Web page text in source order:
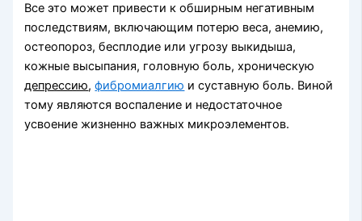
Все это может привести к обширным негативным
последствиям, включающим потерю веса, анемию,
остеопороз, бесплодие или угрозу выкидыша,
кожные высыпания, головную боль, хроническую
депрессию,фибромиалгию и суставную боль. Виной
тому являются воспаление и недостаточное
усвоение жизненно важных микроэлементов.